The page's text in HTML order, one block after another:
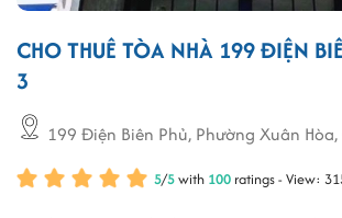
CHO THUÊ TÒA NHÀ 199 ĐIỆN
3
199 Điện Biên Phủ, Phường Xuân
5/5with 100 ratings - View: